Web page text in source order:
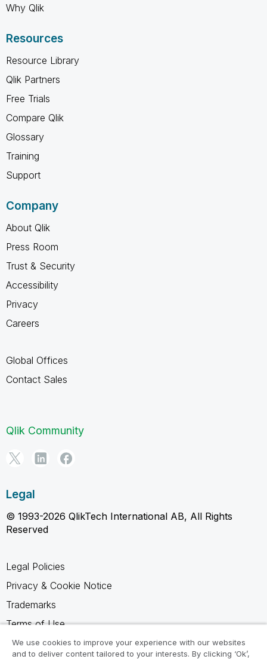
Why Qlik
Resources
Resource Library
Qlik Partners
Free Trials
Compare Qlik
Glossary
Training
Support
Company
About Qlik
Press Room
Trust & Security
Accessibility
Privacy
Careers
Global Offices
Contact Sales
Qlik Community
Legal
© 1993-2026 QlikTech International AB, All Rights
Reserved
Legal Policies
Privacy & Cookie Notice
Trademarks
Terms of Use
Legal Agreements
We use cookies to improve your experience with our websites
and to deliver content tailored to your interests. By clicking ‘Ok’,